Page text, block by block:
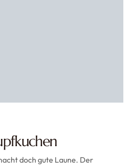
doch gute Laune. Der